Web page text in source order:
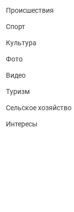
Происшествия
Спорт
Культура
Фото
Видео
Туризм
Сельское хозяйство
Интересы